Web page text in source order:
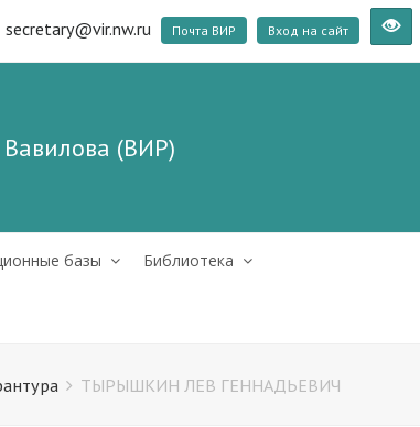
secretary@vir.nw.ru Почта ВИР Вход на сайт
Вавилова (ВИР)
базы Библиотека
ТЫРЫШКИН ЛЕВ ГЕННАДЬЕВИЧ